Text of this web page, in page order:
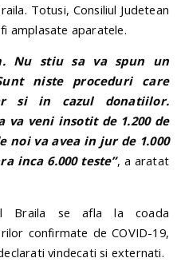
Totusi, Consiliul Judetean
amplasate aparatele.
Nu stiu sa va spun un
niste proceduri care
si in cazul donatiilor.
va veni insotit de 1.200 de
noi va avea in jur de 1.000
inca 6.000 teste”, a aratat
Braila se afla la coada
confirmate de COVID-19,
vindecati si externati.